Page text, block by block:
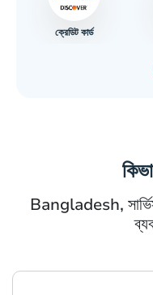
ক্রেডিট কার্ড
Bangladesh,